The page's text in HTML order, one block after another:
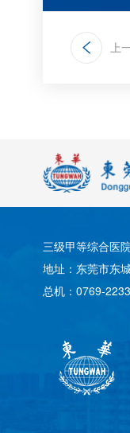
上
三级甲等综合医
地址：东莞市东
总机：0769-